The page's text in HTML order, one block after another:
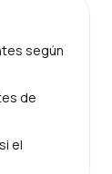
según
de
el